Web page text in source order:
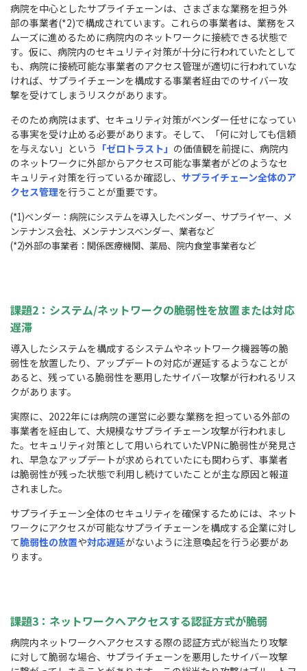
病院を中心としたサプライチェーンは、さまざまな業務を担う外
部の事業者(*2)で構成されています。これらの事業者は、業務をス
ムーズに進めるために病院内のネットワークに接続できる状態で
す。仮に、病院内のセキュリティ対策が十分に行われていたとして
も、病院に接続可能な事業者のアクセス管理が適切に行われていな
ければ、サプライチェーンを構成する事業者経由でのサイバー攻
撃を受けてしまうリスクがあります。
そのため病院はまず、セキュリティ対策がベンダー任せになってい
る事実を受け止める必要があります。そして、「何に対しても信頼
を与えない」という 「ゼロトラスト」 の価値観を前提に、病院内
のネットワークに外部からアクセス可能な事業者がどのようなセ
キュリティ対策を行っているか確認し、 サプライチェーン全体のア
クセス管理を行うことが重要です。
(*1)ベンダー：病院にシステムを導入したベンダー、サプライヤー、メ
ンテナンス会社、メンテナンスベンダー、業者など
(*2)外部の事業者：関係医療機関、薬局、院内食堂事業者など
課題2：システム/ネットワークの脆弱性を放置または対応
遅滞
導入したシステムを構成するシステムやネットワーク機器等の脆
弱性を放置したり、アップデートの対応が遅延するようなことが
あると、残っている脆弱性を悪用したサイバー攻撃が行われるリス
クがあります。
実際に、2022年には病院の運営に必要な業務を担っている外部の
事業者を経由して、大規模なサプライチェーン攻撃が行われまし
た。セキュリティ対策として用いられていたVPNに脆弱性が発見さ
れ、早急なアップデートが求められていたにも関わらず、事業者
は脆弱性が残った状態で利用し続けていたことが主な原因と報道
されました。
サプライチェーン全体のセキュリティを確保するためには、ネット
ワークにアクセスが可能なサプライチェーンを構成する企業に対し
て脆弱性の放置や対応遅延がないように注意喚起を行う必要があ
ります。
課題3：ネットワークへアクセスする認証方式が脆弱
病院内ネットワークへアクセスする際の認証方式が総当たり攻撃
に対して脆弱な場合、サプライチェーンを悪用したサイバー攻撃